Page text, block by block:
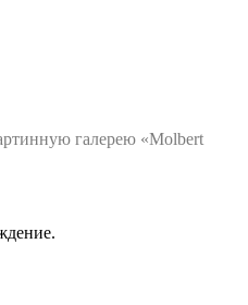
галерею «Molbert